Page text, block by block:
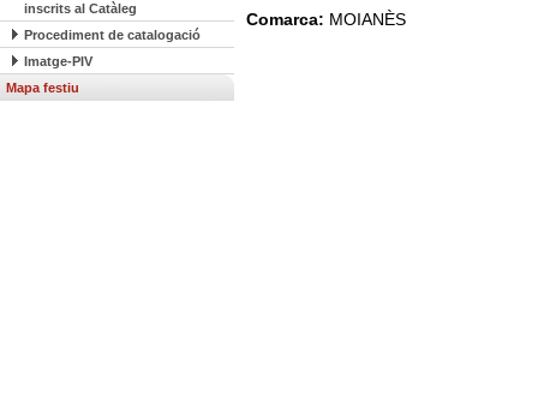
inscrits al Catàleg
Procediment de catalogació
Imatge-PIV
Mapa festiu
Comarca: MOIANÈS